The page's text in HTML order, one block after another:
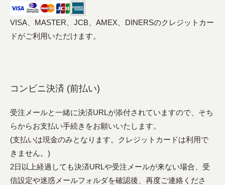
VISA、MASTER、JCB、AMEX、DINERSのクレジットカー
ドがご利用いただけます。
コンビニ決済 (前払い)
受注メールと一緒に決済URLが添付されていますので、そち
らからお支払い手続きをお願いいたします。
(支払いは現金のみとなります。クレジットカードは利用で
きません。)
2日以上経過しても決済URLや受注メールが来ない場合、受
信設定や迷惑メールフォルダを確認後、再度ご連絡くださ